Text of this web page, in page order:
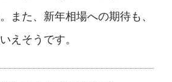
また、新年相場への期待も、
えそうです。